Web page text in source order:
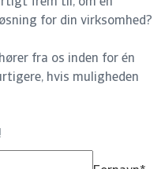
for din virksomhed?
fra os inden for én
hvis muligheden